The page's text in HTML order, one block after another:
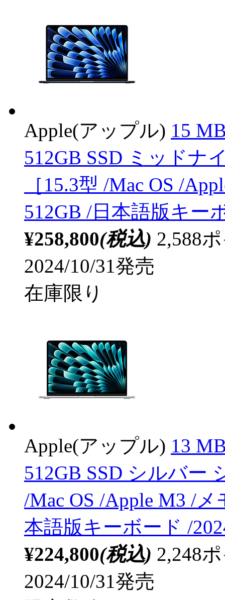
Apple(アップル) 15
512GB SSD ミッドナ
［15.3型 /Mac OS /
512GB /日本語版キー
¥258,800(税込) 2,588
2024/10/31発売
在庫限り
Apple(アップル) 13
512GB SSD シルバー
/Mac OS /Apple M3 /
本語版キーボード /
¥224,800(税込) 2,248
2024/10/31発売